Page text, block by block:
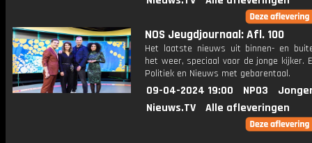
NOS Jeugdjournaal: Afl. 100
Het laatste nieuws uit binnen- en
het weer, speciaal voor de jonge kijker.
Politiek en Nieuws met gebarentaal.
09-04-2024 19:00 NPO3
Nieuws.TV
Alle afleveringen